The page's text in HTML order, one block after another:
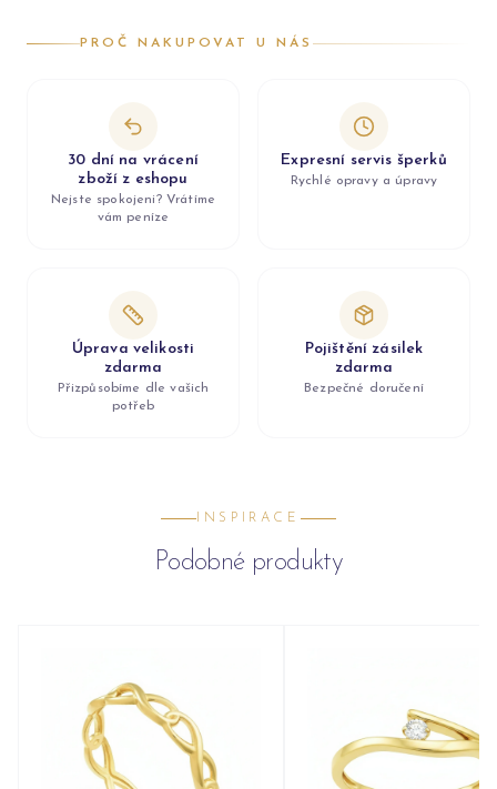
PROČ NAKUPOVAT U NÁS
30 dní na vrácení
zboží z eshopu
Nejste spokojeni? Vrátíme
vám peníze
Expresní servis šperků
Rychlé opravy a úpravy
Úprava velikosti
zdarma
Přizpůsobíme dle vašich
potřeb
Pojištění zásilek
zdarma
Bezpečné doručení
INSPIRACE
Podobné produkty